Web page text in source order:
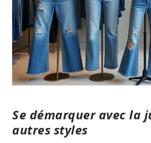
Se démarquer avec la
autres styles